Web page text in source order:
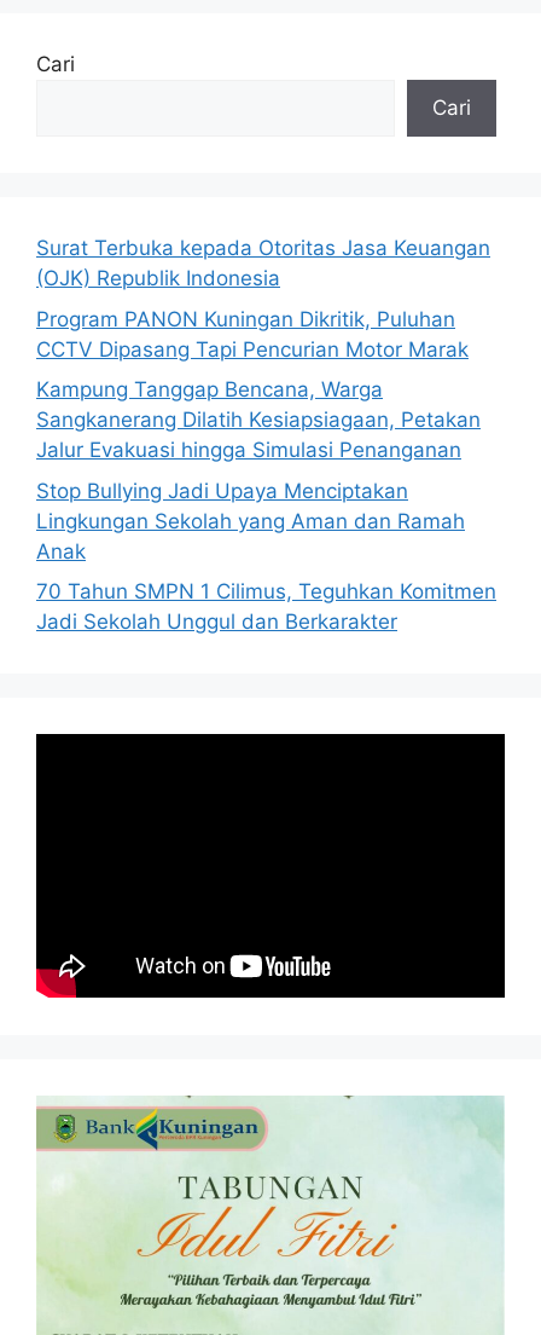
Cari
Cari
Surat Terbuka kepada Otoritas Jasa Keuangan
(OJK) Republik Indonesia
Program PANON Kuningan Dikritik, Puluhan
CCTV Dipasang Tapi Pencurian Motor Marak
Kampung Tanggap Bencana, Warga
Sangkanerang Dilatih Kesiapsiagaan, Petakan
Jalur Evakuasi hingga Simulasi Penanganan
Stop Bullying Jadi Upaya Menciptakan
Lingkungan Sekolah yang Aman dan Ramah
Anak
70 Tahun SMPN 1 Cilimus, Teguhkan Komitmen
Jadi Sekolah Unggul dan Berkarakter